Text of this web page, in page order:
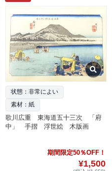
状態：非常によい
素材：紙
歌川広重 東海道五十三次 「府
中」 手摺 浮世絵 木版画
期間限定50％OFF！
¥1,500